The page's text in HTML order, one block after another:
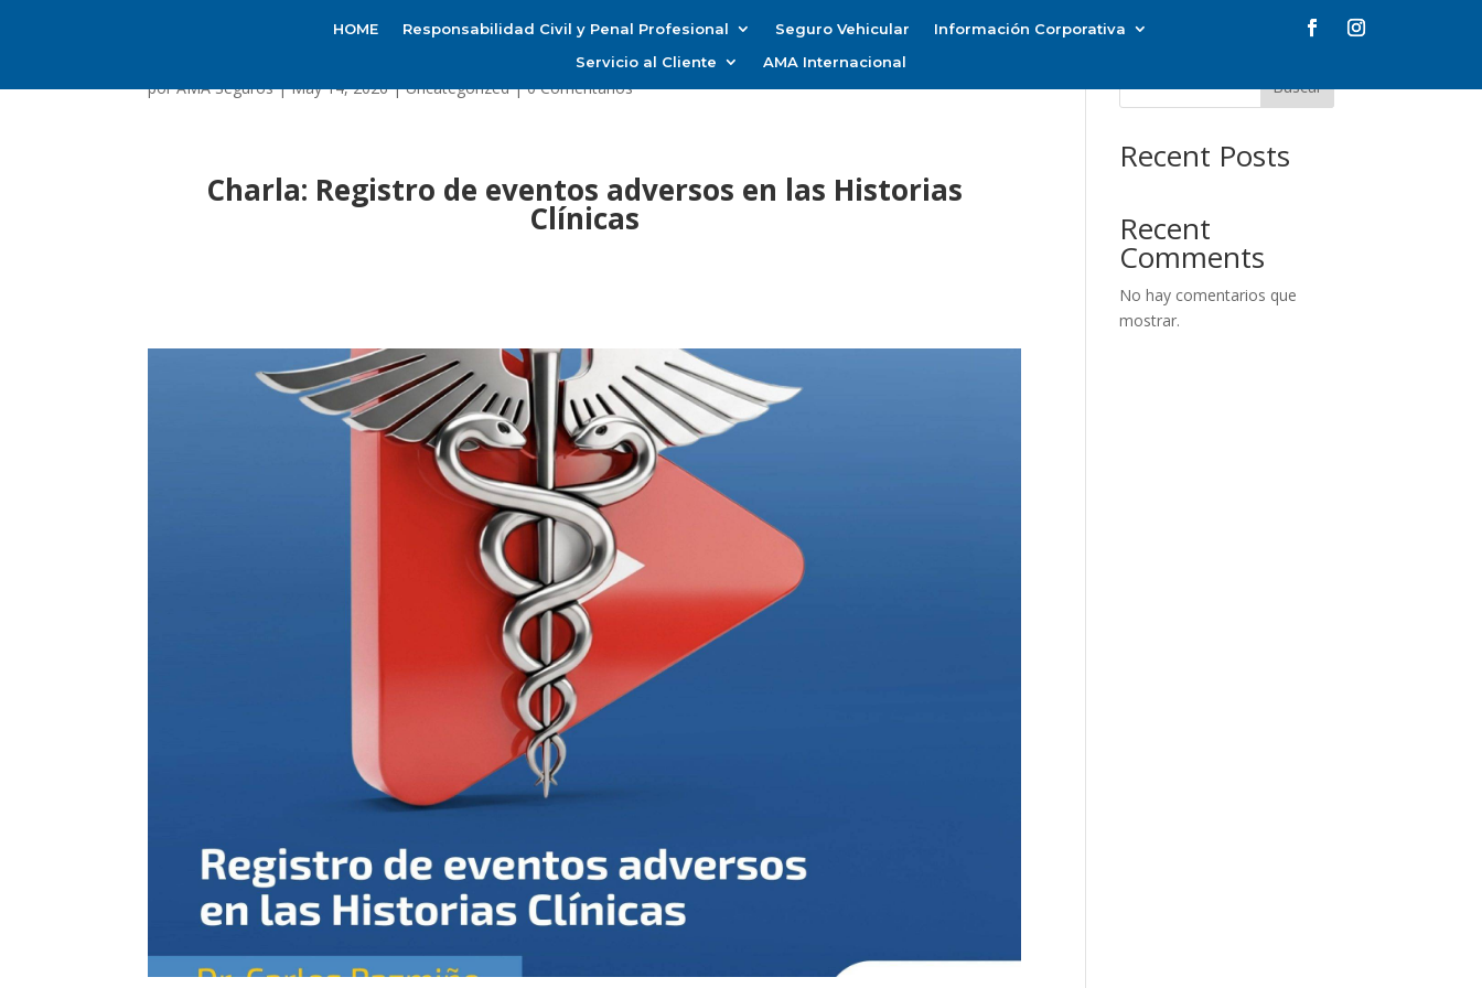
HOME Responsabilidad Civil y Penal Profesional Seguro Vehicular
Información Corporativa
Servicio al Cliente
AMA Internacional
porAMA Seguros|May 14, 2026|Uncategorized|0 Comentarios
Charla: Registro de eventos adversos en las Historias
Clínicas
Buscar
Recent Posts
Recent
Comments
No hay comentarios que
mostrar.